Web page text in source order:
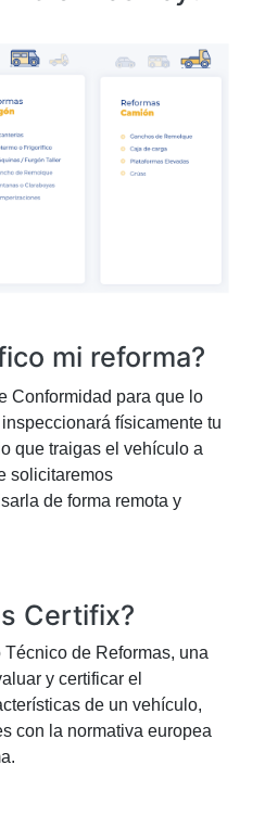
mi reforma?
Conformidad para que lo
físicamente tu
que traigas el vehículo a
solicitaremos
de forma remota y
Certifix?
de Reformas, una
y certificar el
de un vehículo,
con la normativa europea